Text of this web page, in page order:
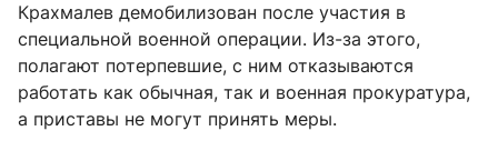
Крахмалев демобилизован после участия в
специальной военной операции. Из-за этого,
полагают потерпевшие, с ним отказываются
работать как обычная, так и военная прокуратура,
а приставы не могут принять меры.